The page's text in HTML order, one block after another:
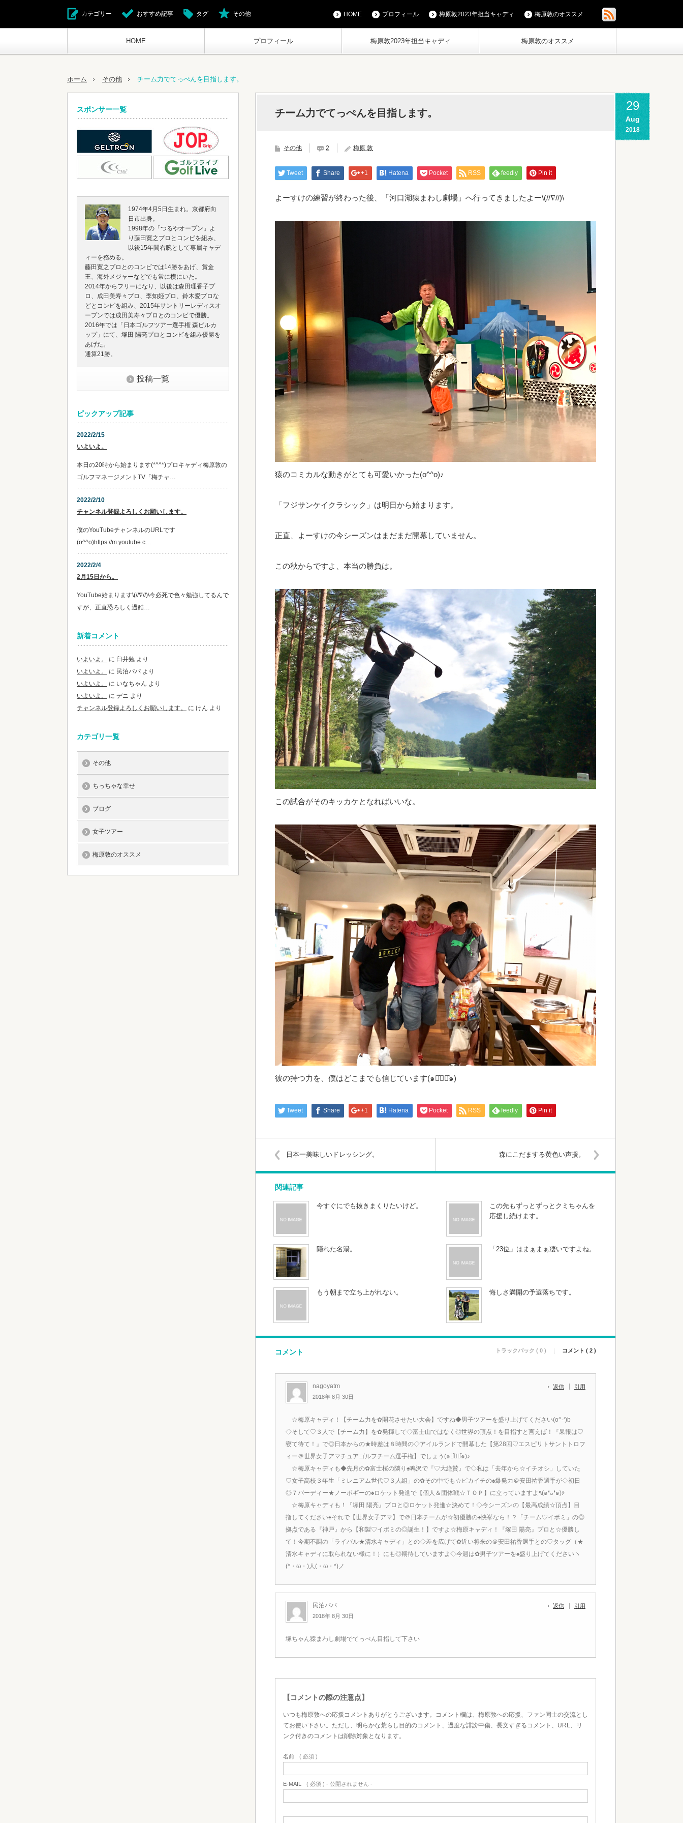
HOME プロフィール 梅原敦2023年担当キャディ 梅原敦のオススメ
HOME プロフィール 梅原敦2023年担当キャディ 梅原敦のオススメ
カテゴリー おすすめ記事 タグ その他
ホーム その他 チーム力でてっぺんを目指します。
29
Aug
2018
チーム力でてっぺんを目指します。
その他 2 梅原 敦
Tweet Share +1 Hatena Pocket RSS feedly Pin it
よーすけの練習が終わった後、「河口湖猿まわし劇場」へ行ってきましたよー\(//∇//)\
猿のコミカルな動きがとても可愛いかった(o^^o)♪
「フジサンケイクラシック」は明日から始まります。
正直、よーすけの今シーズンはまだまだ開幕していません。
この秋からですよ、本当の勝負は。
この試合がそのキッカケとなればいいな。
彼の持つ力を、僕はどこまでも信じています(๑･̑◡･̑๑)
Tweet Share +1 Hatena Pocket RSS feedly Pin it
日本一美味しいドレッシング。 森にこだまする黄色い声援。
関連記事
今すぐにでも抜きまくりたいけど。
この先もずっとずっとクミちゃんを
応援し続けます。
隠れた名湯。 「23位」はまぁまぁ凄いですよね。
もう朝まで立ち上がれない。 悔しさ満開の予選落ちです。
コメント トラックバック ( 0 ) コメント ( 2 )
nagoyatm
2018年 8月 30日
返信 引用
☆梅原キャディ！【チーム力を✿開花させたい大会】ですね◆男子ツアーを盛り上げてください(o^-‘)b
◇そして♡３人で【チーム力】を✿発揮して◇富士山ではなく◎世界の頂点！を目指すと言えば！『果報は♡
寝て待て！』で◎日本からの★時差は８時間の◇アイルランドで開幕した【第28回♡エスピリトサントトロフ
ィー＠世界女子アマチュアゴルフチーム選手権】でしょう(๑･̑◡･̑๑)♪
☆梅原キャディも◆先月の✿富士桜の隣り♠鳴沢で『♡大絶賛』で◇私は「去年から☆イチオシ」していた
♡女子高校３年生「ミレニアム世代♡３人組」の✿その中でも☆ピカイチの♠爆発力＠安田祐香選手が◇初日
◎７バーディー★ノーボギーの♠ロケット発進で【個人＆団体戦☆ＴＯＰ】に立っていますよ٩(๑❛ᴗ❛๑)۶
☆梅原キャディも！『塚田 陽亮』プロと◎ロケット発進☆決めて！◇今シーズンの【最高成績☆頂点】目
指してください♠それで【世界女子アマ】で＠日本チームが☆初優勝の♠快挙なら！？「チーム♡イボミ」の◎
拠点である『神戸』から【和製♡イボミの◎誕生！】ですよ☆梅原キャディ！『塚田 陽亮』プロと☆優勝し
て！今期不調の「ライバル★清水キャディ」との◇差を広げて✿近い将来の＠安田祐香選手との♡タッグ（★
清水キャディに取られない様に！）にも◎期待していますよ◇今週は✿男子ツアーを♠盛り上げてくださいヽ
(*・ω・)人(・ω・*)ノ
民泊パパ
2018年 8月 30日
返信 引用
塚ちゃん猿まわし劇場でてっぺん目指して下さい
【コメントの際の注意点】
いつも梅原敦への応援コメントありがとうございます。コメント欄は、梅原敦への応援、ファン同士の交流とし
てお使い下さい。ただし、明らかな荒らし目的のコメント、過度な誹謗中傷、長文すぎるコメント、URL、リ
ンク付きのコメントは削除対象となります。
名前 ( 必須 )
E-MAIL ( 必須 ) - 公開されません -
スポンサー一覧
1974年4月5日生まれ。京都府向
日市出身。
1998年の「つるやオープン」よ
り藤田寛之プロとコンビを組み、
以後15年間右腕として専属キャデ
ィーを務める。
藤田寛之プロとのコンビでは14勝をあげ、賞金
王、海外メジャーなどでも常に横にいた。
2014年からフリーになり、以後は森田理香子プ
ロ、成田美寿々プロ、李知姫プロ、鈴木愛プロな
どとコンビを組み、2015年サントリーレディスオ
ープンでは成田美寿々プロとのコンビで優勝。
2016年では「日本ゴルフツアー選手権 森ビルカ
ップ」にて、塚田 陽亮プロとコンビを組み優勝を
あげた。
通算21勝。
投稿一覧
ピックアップ記事
2022/2/15
いよいよ。
本日の20時から始まります(*^^*)プロキャディ梅原敦の
ゴルフマネージメントTV「梅チャ…
2022/2/10
チャンネル登録よろしくお願いします。
僕のYouTubeチャンネルのURLです
(o^^o)https://m.youtube.c…
2022/2/4
2月15日から。
YouTube始まります\(//∇//)\今必死で色々勉強してるんで
すが、正直恐ろしく過酷…
新着コメント
いよいよ。 に 臼井勉 より
いよいよ。
に 民泊パパ より
いよいよ。
に いなちゃん より
いよいよ。
に デニ より
チャンネル登録よろしくお願いします。
に けん より
カテゴリ一覧
その他
ちっちゃな幸せ
ブログ
女子ツアー
梅原敦のオススメ